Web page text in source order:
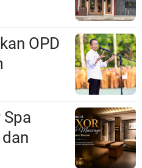
Hukum
OPD